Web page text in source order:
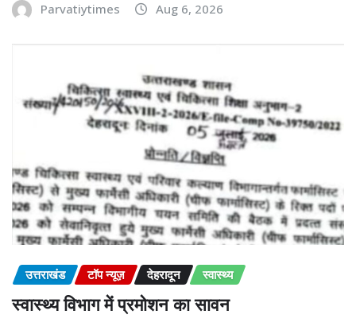
Parvatiytimes Aug 6, 2026
उत्तराखंड टॉप न्यूज़ देहरादून स्वास्थ्य
स्वास्थ्य विभाग में प्रमोशन का सावन